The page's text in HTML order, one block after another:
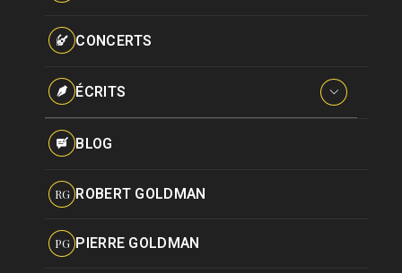
Pseudonymes
CONCERTS
ÉCRITS
Interviews
BLOG
RG ROBERT GOLDMAN
PG PIERRE GOLDMAN